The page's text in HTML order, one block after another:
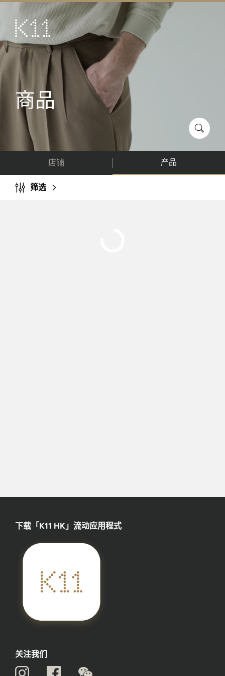
艺术及文化
店铺
美馔
活动
优惠及推广
关于
商品
店铺 产品
筛选
下载「K11 HK」流动应用程式
关注我们